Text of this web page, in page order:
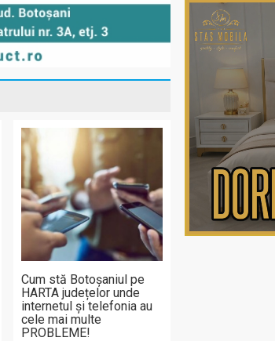
Cum stă Botoșaniul pe
HARTA județelor unde
internetul și telefonia au
cele mai multe
PROBLEME!